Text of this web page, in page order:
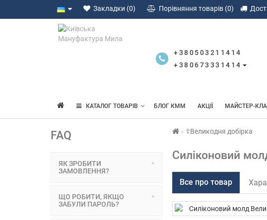
Закладки (0) Порівняння товарів (0)
+380503211414
+380673331414
КАТАЛОГ ТОВАРІВ БЛОГ КММ АКЦІЇ МАЙСТЕР-
FAQ
ЯК ЗРОБИТИ
ЗАМОВЛЕННЯ?
ЩО РОБИТИ, ЯКЩО
ЗАБУЛИ ПАРОЛЬ?
☦Великодня добірка
Силіконовий
Все про товар